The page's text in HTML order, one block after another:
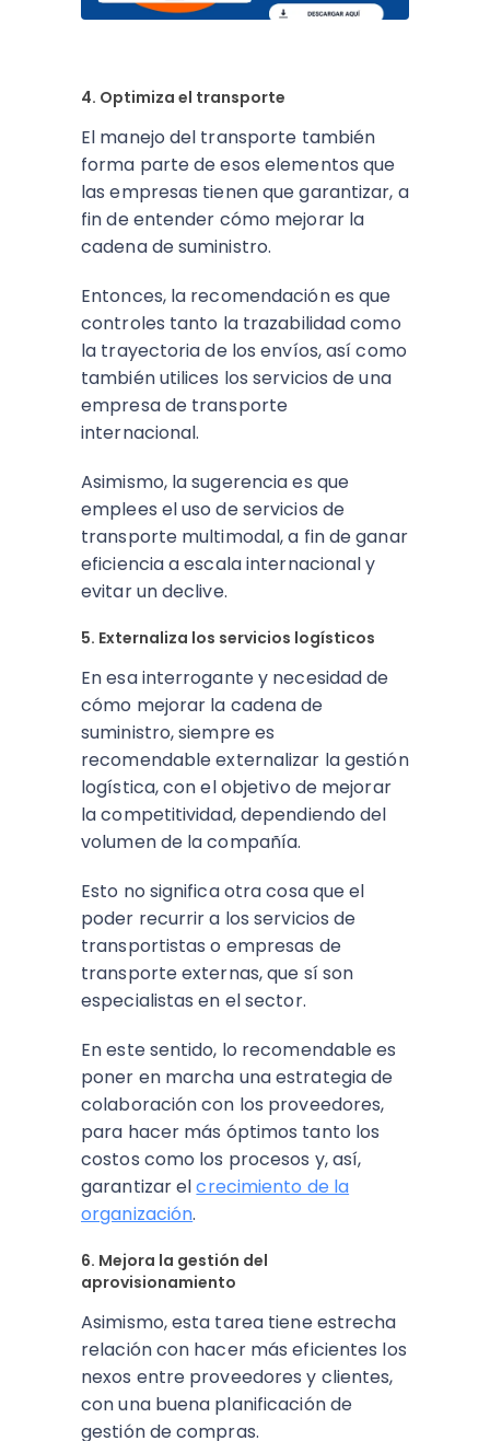
4. Optimiza el transporte
El manejo del transporte también
forma parte de esos elementos que
las empresas tienen que garantizar, a
fin de entender cómo mejorar la
cadena de suministro.
Entonces, la recomendación es que
controles tanto la trazabilidad como
la trayectoria de los envíos, así como
también utilices los servicios de una
empresa de transporte
internacional.
Asimismo, la sugerencia es que
emplees el uso de servicios de
transporte multimodal, a fin de ganar
eficiencia a escala internacional y
evitar un declive.
5. Externaliza los servicios logísticos
En esa interrogante y necesidad de
cómo mejorar la cadena de
suministro, siempre es
recomendable externalizar la gestión
logística, con el objetivo de mejorar
la competitividad, dependiendo del
volumen de la compañía.
Esto no significa otra cosa que el
poder recurrir a los servicios de
transportistas o empresas de
transporte externas, que sí son
especialistas en el sector.
En este sentido, lo recomendable es
poner en marcha una estrategia de
colaboración con los proveedores,
para hacer más óptimos tanto los
costos como los procesos y, así,
garantizar elcrecimiento de la
organización.
6. Mejora la gestión del
aprovisionamiento
Asimismo, esta tarea tiene estrecha
relación con hacer más eficientes los
nexos entre proveedores y clientes,
con una buena planificación de
gestión de compras.